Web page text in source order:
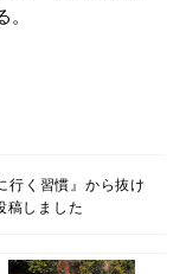
行く習慣』から抜け
稿しました